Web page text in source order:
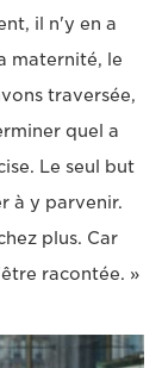
il n'y en a
maternité, le
traversée,
quel a
Le seul but
à y parvenir.
plus. Car
racontée. »